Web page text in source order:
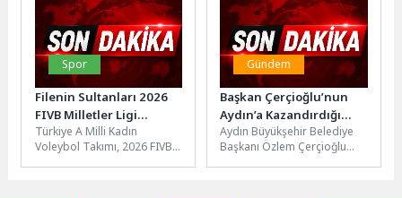
Gençlik...
Spor
Filenin Sultanları 2026
FIVB Milletler Ligi
Şampiyonu
Türkiye A Milli Kadın
Voleybol Takımı, 2026 FIVB
Gündem
Başkan Çerçioğlu’nun
Aydın’a Kazandırdığı
Ulaşım Yatırımlarında
Çalışmalar Devam Ediyor
Aydın Büyükşehir Belediye
Başkanı Özlem Çerçioğlu